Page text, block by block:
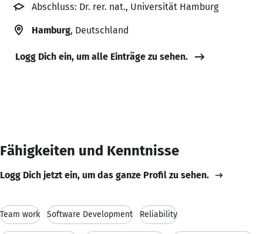
Abschluss: Dr. rer. nat., Universität Hamburg
Hamburg, Deutschland
Logg Dich ein, um alle Einträge zu sehen.
Fähigkeiten und Kenntnisse
Logg Dich jetzt ein, um das ganze Profil zu sehen.
Team work Software Development Reliability